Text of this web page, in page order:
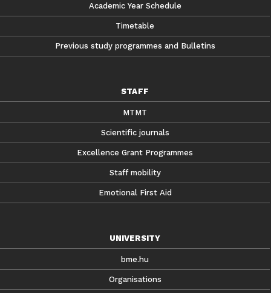
Academic Year Schedule
Timetable
Previous study programmes and Bulletins
STAFF
MTMT
Scientific journals
Excellence Grant Programmes
Staff mobility
Emotional First Aid
UNIVERSITY
bme.hu
Organisations